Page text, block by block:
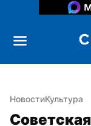
НовостиКультура